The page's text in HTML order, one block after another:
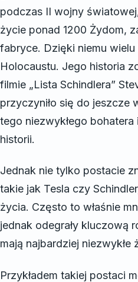
podczas II wojny
życie ponad 1200 Żydom,
fabryce. Dzięki niemu wielu
Holocaustu. Jego historia
filmie „Lista Schindlera”
przyczyniło się do jeszcze
tego niezwykłego bohatera
historii.
Jednak nie tylko postacie
takie jak Tesla czy
życia. Często to właśnie
jednak odegrały kluczową
mają najbardziej niezwykłe
Przykładem takiej postaci